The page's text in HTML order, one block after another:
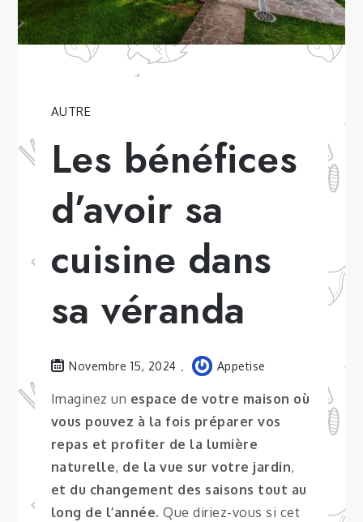
AUTRE
Les bénéfices
d’avoir sa
cuisine dans
sa véranda
Novembre 15, 2024 Appetise
Imaginez un espace de votre maison où
vous pouvez à la fois préparer vos
repas et profiter de la lumière
naturelle, de la vue sur votre jardin,
et du changement des saisons tout au
long de l’année. Que diriez-vous si cet